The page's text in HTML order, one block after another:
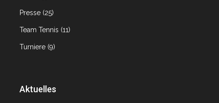
Presse (25)
Team Tennis (11)
Turniere (9)
Aktuelles